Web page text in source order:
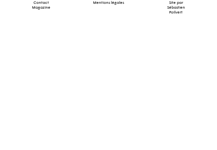
Contact
Magazine
Mentions légales
Site par
Sébastien
Poilvert